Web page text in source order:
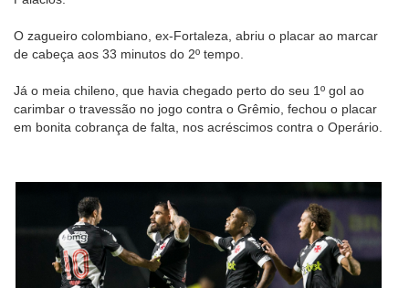
O zagueiro colombiano, ex-Fortaleza, abriu o placar ao marcar
de cabeça aos 33 minutos do 2º tempo.
Já o meia chileno, que havia chegado perto do seu 1º gol ao
carimbar o travessão no jogo contra o Grêmio, fechou o placar
em bonita cobrança de falta, nos acréscimos contra o Operário.